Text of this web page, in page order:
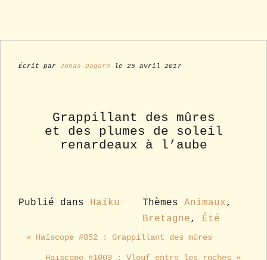
Écrit par Jonas Dagorn le 25 avril 2017
Grappillant des mûres
et des plumes de soleil
renardeaux à l’aube
Publié dans Haïku Thèmes Animaux,
Bretagne, Été
« Haïscope #852 : Grappillant des mûres
Haïscope #1003 : Vlouf entre les roches »